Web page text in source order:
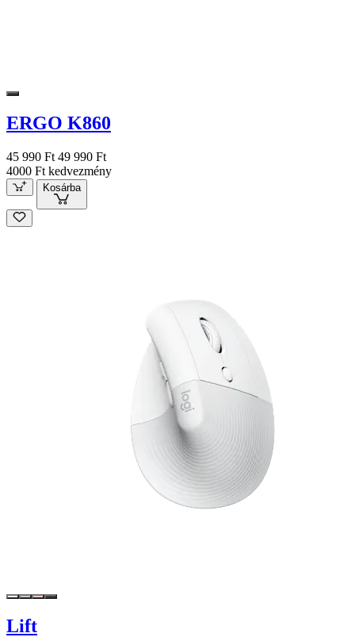
ERGO K860
45 990 Ft 49 990 Ft
4000 Ft kedvezmény
Kosárba
Lift